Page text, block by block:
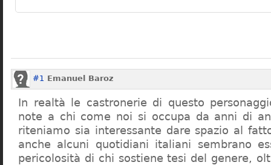
#1 Emanuel Baroz
In realtà le castronerie di questo
note a chi come noi si occupa da anni di
riteniamo sia interessante dare spazio al fatto
anche alcuni quotidiani italiani sembrano
pericolosità di chi sostiene tesi del genere,